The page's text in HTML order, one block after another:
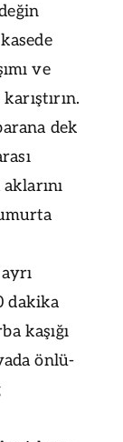
ve
dek
dakika
kaşığı
önlü-